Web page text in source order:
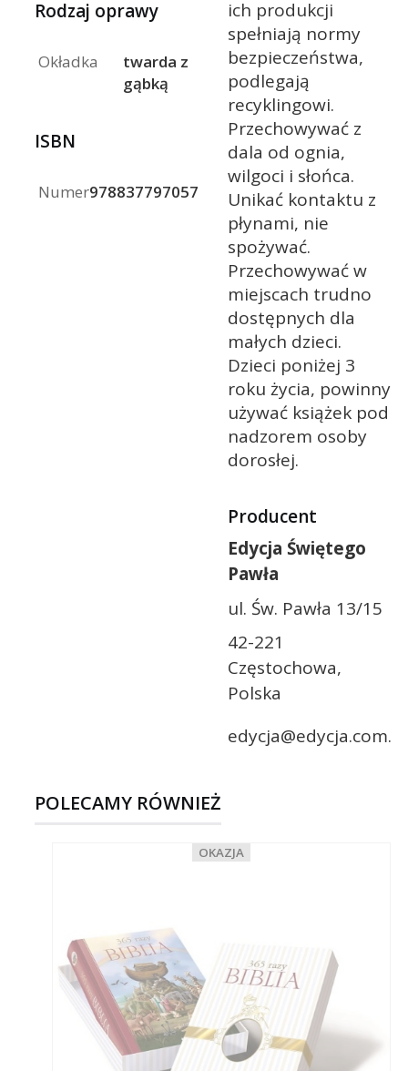
Rodzaj oprawy
Okładka
twarda z
gąbką
ISBN
Numer9788377970577
ich produkcji
spełniają normy
bezpieczeństwa,
podlegają
recyklingowi.
Przechowywać z
dala od ognia,
wilgoci i słońca.
Unikać kontaktu z
płynami, nie
spożywać.
Przechowywać w
miejscach trudno
dostępnych dla
małych dzieci.
Dzieci poniżej 3
roku życia, powinny
używać książek pod
nadzorem osoby
dorosłej.
Producent
Edycja Świętego
Pawła
ul. Św. Pawła 13/15
42-221
Częstochowa,
Polska
edycja@edycja.com.pl
POLECAMY RÓWNIEŻ
OKAZJA